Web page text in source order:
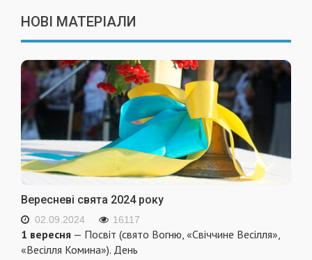
НОВІ МАТЕРІАЛИ
Вересневі свята 2024 року
02.09.2024 16117
1 вересня — Посвіт (свято Вогню, «Свіччине Весілля»,
«Весілля Комина»). День